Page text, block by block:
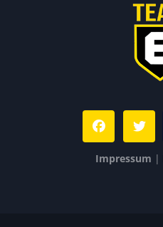
Impressum |